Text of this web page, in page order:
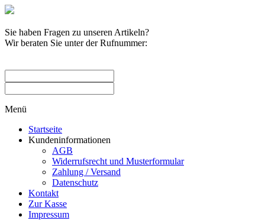
Sie haben Fragen zu unseren Artikeln?
Wir beraten Sie unter der Rufnummer:
Menü
Startseite
Kundeninformationen
AGB
Widerrufsrecht und Musterformular
Zahlung / Versand
Datenschutz
Kontakt
Zur Kasse
Impressum